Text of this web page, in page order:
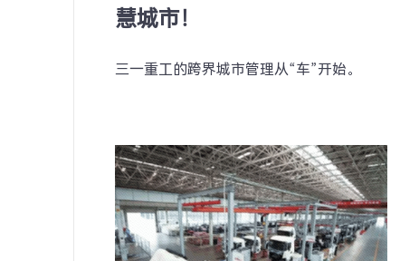
慧城市！
三一重工的跨界城市管理从“车”开始。